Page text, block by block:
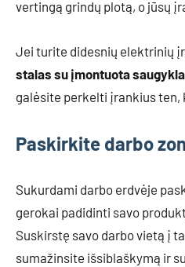
vertingą grindų plotą, o jūsų
Jei turite didesnių elektrinių
stalas su įmontuota saugykla
galėsite perkelti įrankius ten,
Paskirkite darbo
Sukurdami darbo erdvėje
gerokai padidinti savo
Suskirstę savo darbo vietą į
sumažinsite išsiblaškymą ir